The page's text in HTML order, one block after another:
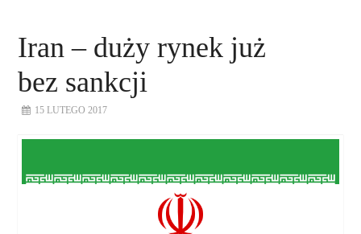
Iran – duży rynek już
bez sankcji
15 LUTEGO 2017